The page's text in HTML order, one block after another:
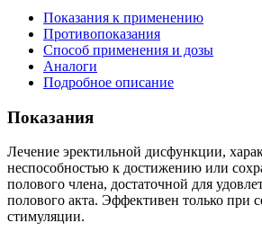
Показания к применению
Противопоказания
Способ применения и дозы
Аналоги
Подробное описание
Показания
Лечение эректильной дисфункции,
неспособностью к достижению или
полового члена, достаточной для
полового акта. Эффективен только при
стимуляции.